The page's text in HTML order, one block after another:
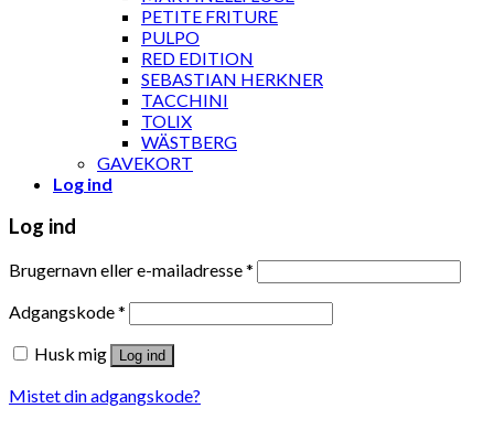
PETITE FRITURE
PULPO
RED EDITION
SEBASTIAN HERKNER
TACCHINI
TOLIX
WÄSTBERG
GAVEKORT
Log ind
Log ind
Brugernavn eller e-mailadresse*
Adgangskode*
Husk mig
Log ind
Mistet din adgangskode?